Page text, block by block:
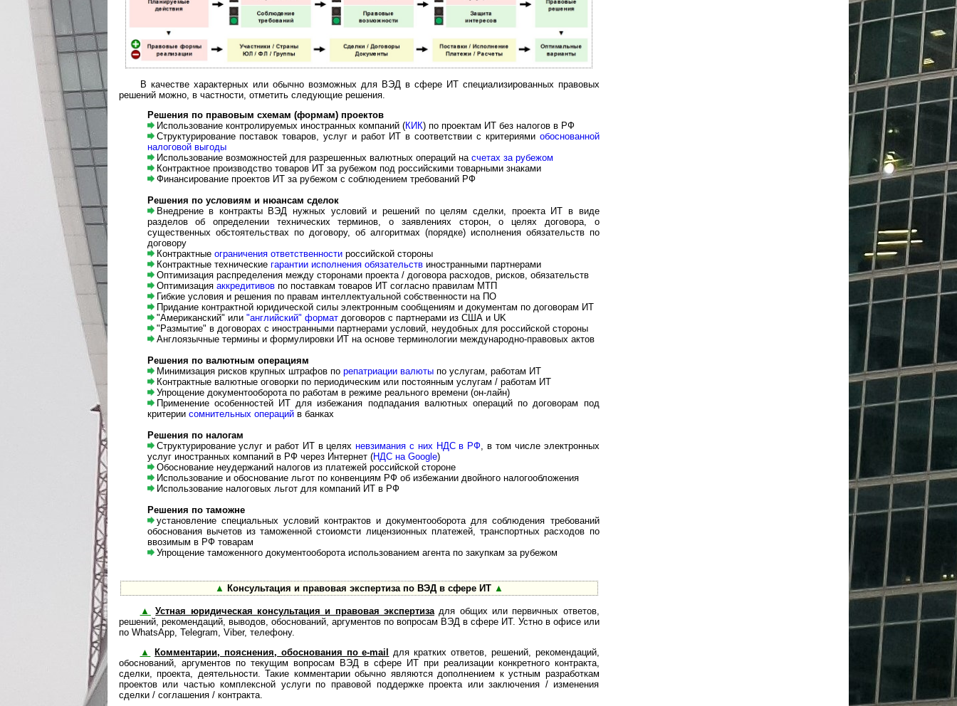
В качестве характерных или обычно возможных для ВЭД в сфере ИТ специализированных правовых
решений можно, в частности, от­ме­тить следующие решения.
Решения по правовым схемам (формам) проектов
Использование контролируемых иностранных компаний (КИК) по проектам ИТ без налогов в РФ
Структурирование поставок товаров, услуг и работ ИТ в со­от­вет­ст­вии с кри­те­ри­я­ми обоснованной
налоговой выгоды
Использование возможностей для разрешенных ва­лют­ных опе­ра­ций на счетах за рубежом
Контрактное производство товаров ИТ за рубежом под рос­сий­с­ки­ми товарными знаками
Финансирование проектов ИТ за рубежом с соблюдением тре­бо­ва­ний РФ
Решения по условиям и нюансам сделок
Внедрение в контракты ВЭД нужных условий и решений по целям сделки, проекта ИТ в виде
разделов об определении технических терминов, о заявлениях сторон, о целях договора, о
существенных обстоятельствах по договору, об алгоритмах (порядке) исполнения обязательств по
договору
Контрактные ограничения ответственностироссийской стороны
Контрактные технические гарантии исполнения обязательствино­стран­ны­ми партнерами
Оптимизация распределения между сторонами проекта / договора расходов, рисков, обязательств
Оптимизация аккредитивовпо поставкам товаров ИТ согласно правилам МТП
Гибкие условия и решения по правам интеллектуальной соб­ст­вен­нос­ти на ПО
Придание контрактной юридической силы электронным со­об­ще­ни­ям и документам по договорам ИТ
"Американский" или "английский" форматдоговоров с партнерами из США и UK
"Размытие" в договорах с иностранными партнерами условий, неудобных для российской стороны
Англоязычные термины и формулировки ИТ на основе тер­ми­но­ло­гии международно-правовых актов
Решения по валютным операциям
Минимизация рисков крупных штрафов по репатриации валютыпо услугам, работам ИТ
Контрактные валютные оговорки по периодическим или по­с­то­ян­ным услугам / работам ИТ
Упрощение документооборота по работам в режиме реального времени (он-лайн)
Применение особенностей ИТ для избежания подпадания валютных операций по договорам под
критерии сомнительных операцийв банках
Решения по налогам
Структурирование услуг и работ ИТ в целяхневзимания с них НДС в РФ , в том числе электронных
услуг иностранных компаний в РФ через Интернет (НДС на Google)
Обоснование неудержаний налогов из платежей российской стороне
Использование и обоснование льгот по конвенциям РФ об из­бе­жа­нии двой­но­го налогообложения
Использование налоговых льгот для компаний ИТ в РФ
Решения по таможне
установление специальных условий контрактов и до­ку­мен­то­обо­ро­та для соблюдения требований
обоснования вычетов из та­мо­жен­ной сто­и­омс­ти лицензионных платежей, транспортных рас­хо­дов по
ввозимым в РФ товарам
Упрощение таможенного документооборота использованием аген­та по закупкам за рубежом
▲ Консультация и правовая экспертиза по ВЭД в сфере ИТ ▲
▲ Устная юридическая консультация и правовая экспертизадля об­щих или первич­ных отве­тов,
реше­ний, реко­мен­да­ций, выво­дов, обос­но­ва­ний, аргу­ментов по воп­росам ВЭД в сфере ИТ. Устно в офисе или
по WhatsApp, Telegram, Viber, телефону.
▲
Комментарии, пояснения, обоснования по e-mail
для крат­ких ответов, решений, реко­мен­даций,
обос­но­ваний, аргу­ментов по текущим во­п­ро­сам ВЭД в сфере ИТ при реализации конкретного контракта,
сделки, проекта, деятельности. Такие комментарии обычно являются дополнением к устным разработкам
проектов или частью комплексной услуги по правовой поддержке проекта или заключения / изменения
сделки / соглашения / контракта.